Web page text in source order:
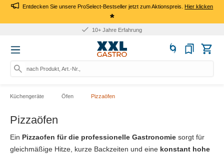
Entdecken Sie unsere ProSelect-Bestseller jetzt zum Aktionspreis.Hier klicken
*
Für Firmen: Kauf auf Rechnung
nach Produkt, Art.-Nr., Marke such
Küchengeräte Öfen Pizzaöfen
Pizzaöfen
Ein Pizzaofen für die professionelle Gastronomie sorgt für
gleichmäßige Hitze, kurze Backzeiten und eine konstant hohe